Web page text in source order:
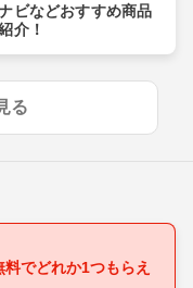
ビなどおすすめ商品
介！
る
でどれか1つもらえ